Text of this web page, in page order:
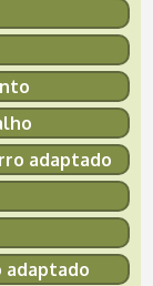
adaptado
adaptado